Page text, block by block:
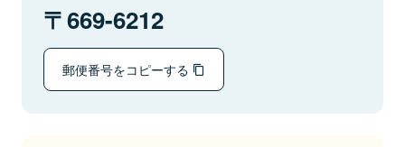
669-6212
郵便番号をコピーする